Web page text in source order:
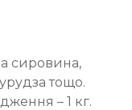
сировина,
тощо.
– 1 кг.